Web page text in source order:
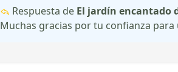
Respuesta de El jardín encantado
Muchas gracias por tu confianza para